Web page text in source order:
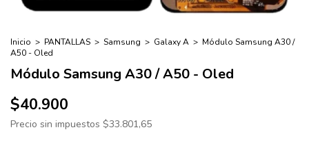
Inicio > PANTALLAS > Samsung > Galaxy A > Módulo Samsung A30 /
A50 - Oled
Módulo Samsung A30 / A50 - Oled
$40.900
Precio sin impuestos $33.801,65